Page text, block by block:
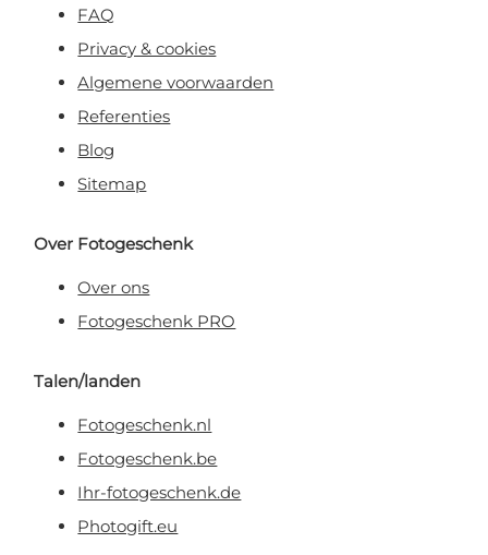
FAQ
Privacy & cookies
Algemene voorwaarden
Referenties
Blog
Sitemap
Over Fotogeschenk
Over ons
Fotogeschenk PRO
Talen/landen
Fotogeschenk.nl
Fotogeschenk.be
Ihr-fotogeschenk.de
Photogift.eu